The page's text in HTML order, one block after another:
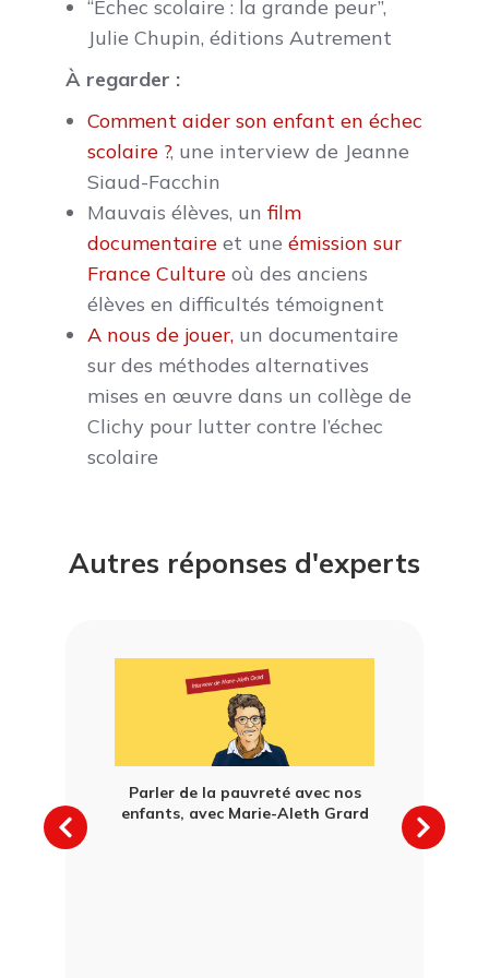
“Échec scolaire : la grande peur”,
Julie Chupin, éditions Autrement
À regarder :
Comment aider son enfant en échec
scolaire ?, une interview de Jeanne
Siaud-Facchin
Mauvais élèves, un film
documentaire et une émission sur
France Culture où des anciens
élèves en difficultés témoignent
A nous de jouer, un documentaire
sur des méthodes alternatives
mises en œuvre dans un collège de
Clichy pour lutter contre l’échec
scolaire
Autres réponses d'experts
Parler de la pauvreté avec nos
enfants, avec Marie-Aleth Grard
droits